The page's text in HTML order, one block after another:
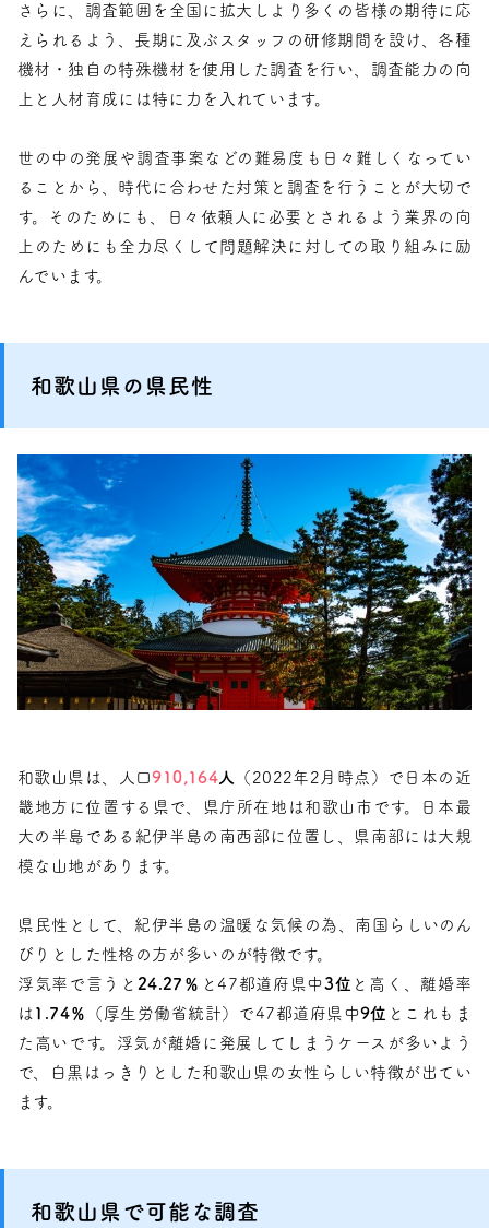
さらに、調査範囲を全国に拡大しより多くの皆様の期待に応
えられるよう、長期に及ぶスタッフの研修期間を設け、各種
機材・独自の特殊機材を使用した調査を行い、調査能力の向
上と人材育成には特に力を入れています。
世の中の発展や調査事案などの難易度も日々難しくなってい
ることから、時代に合わせた対策と調査を行うことが大切で
す。そのためにも、日々依頼人に必要とされるよう業界の向
上のためにも全力尽くして問題解決に対しての取り組みに励
んでいます。
和歌山県の県民性
和歌山県は、人口910,164 人
（2022年2月時点）で日本の近
畿地方に位置する県で、県庁所在地は和歌山市です。日本最
大の半島である紀伊半島の南西部に位置し、県南部には大規
模な山地があります。
県民性として、紀伊半島の温暖な気候の為、南国らしいのん
びりとした性格の方が多いのが特徴です。
浮気率で言うと 24.27％ と47都道府県中3位 と高く、離婚率
は 1.74％ （厚生労働省統計）で47都道府県中9位 とこれもま
た高いです。浮気が離婚に発展してしまうケースが多いよう
で、白黒はっきりとした和歌山県の女性らしい特徴が出てい
ます。
和歌山県で可能な調査